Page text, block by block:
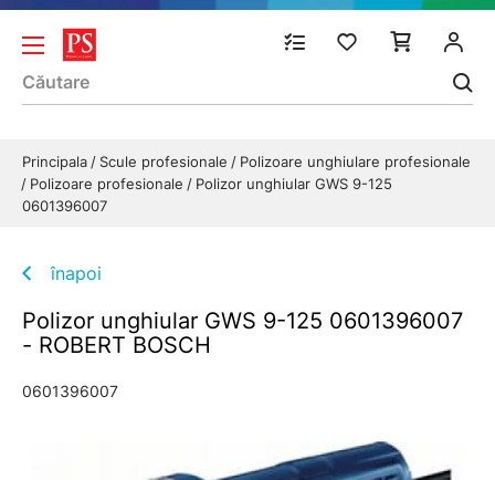
Principala Scule profesionale
Polizoare unghiulare profesionale
Polizoare profesionale
Polizor unghiular GWS 9-125
0601396007
înapoi
Polizor unghiular GWS 9-125 0601396007
- ROBERT BOSCH
0601396007